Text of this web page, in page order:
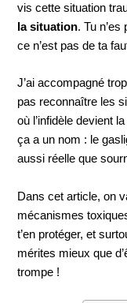
vis cette situation
la situation. Tu
ce n’est pas de ta
J’ai accompagné
pas reconnaître les
où l’infidèle devient
ça a un nom : le
aussi réelle que
Dans cet article, on
mécanismes
t’en protéger, et
mérites mieux que
trompe !